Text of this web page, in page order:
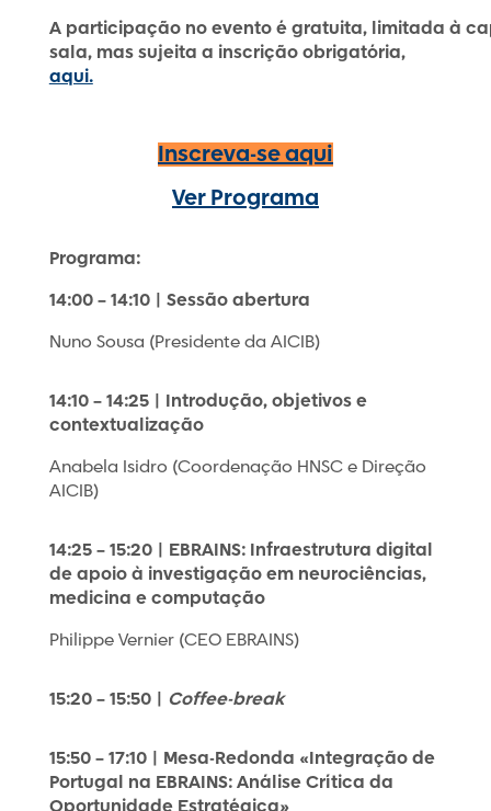
A participação no evento é gratuita, limitada à
sala, mas sujeita a inscrição obrigatória,
aqui.
Inscreva-se aqui
Ver Programa
Programa:
14:00 – 14:10 | Sessão abertura
Nuno Sousa (Presidente da AICIB)
14:10 – 14:25 | Introdução, objetivos e
contextualização
Anabela Isidro (Coordenação HNSC e Direção
AICIB)
14:25 – 15:20 | EBRAINS: Infraestrutura digital
de apoio à investigação em neurociências,
medicina e computação
Philippe Vernier (CEO EBRAINS)
15:20 – 15:50 | Coffee-break
15:50 – 17:10 | Mesa-Redonda «Integração de
Portugal na EBRAINS: Análise Crítica da